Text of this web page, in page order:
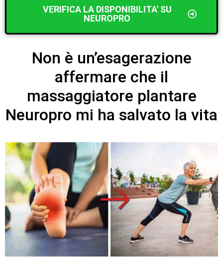
VERIFICA LA DISPONIBILITA' SU
NEUROPRO
Non è un’esagerazione
affermare che il
massaggiatore plantare
Neuropro mi ha salvato la vita